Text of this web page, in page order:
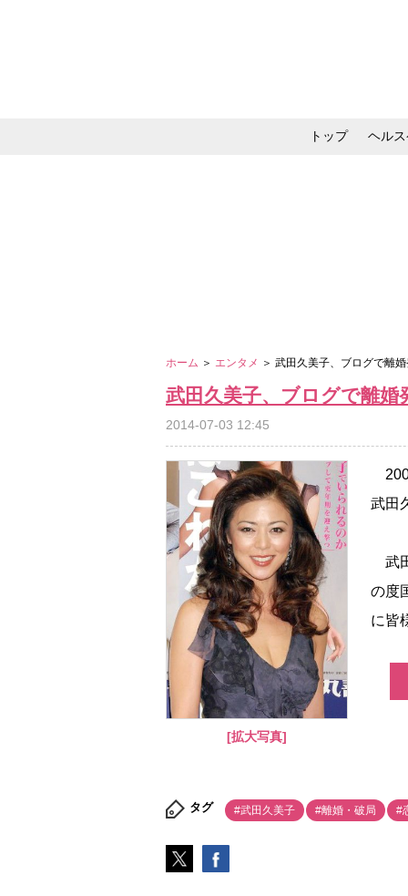
トップ ヘル
ホーム ＞ エンタメ ＞ 武田久美子、ブログで離
武田久美子、ブログで離婚
2014-07-03 12:45
[拡大写真]
武田
武
の度
に皆
タグ #武田久美子 #離婚・破局 #